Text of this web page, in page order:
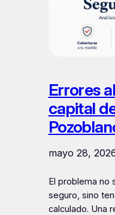
Errores
capital
mayo 28,
El problema no
seguro, sino
calculado. Una